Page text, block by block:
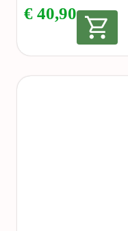
€ 40,90